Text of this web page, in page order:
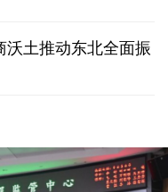
沃土推动东北全面振